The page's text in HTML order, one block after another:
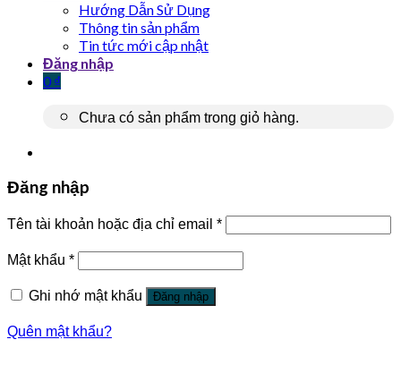
Hướng Dẫn Sử Dụng
Thông tin sản phẩm
Tin tức mới cập nhật
Đăng nhập
0 ₫
Chưa có sản phẩm trong giỏ hàng.
Đăng nhập
Tên tài khoản hoặc địa chỉ email *
Mật khẩu *
Ghi nhớ mật khẩu Đăng nhập
Quên mật khẩu?